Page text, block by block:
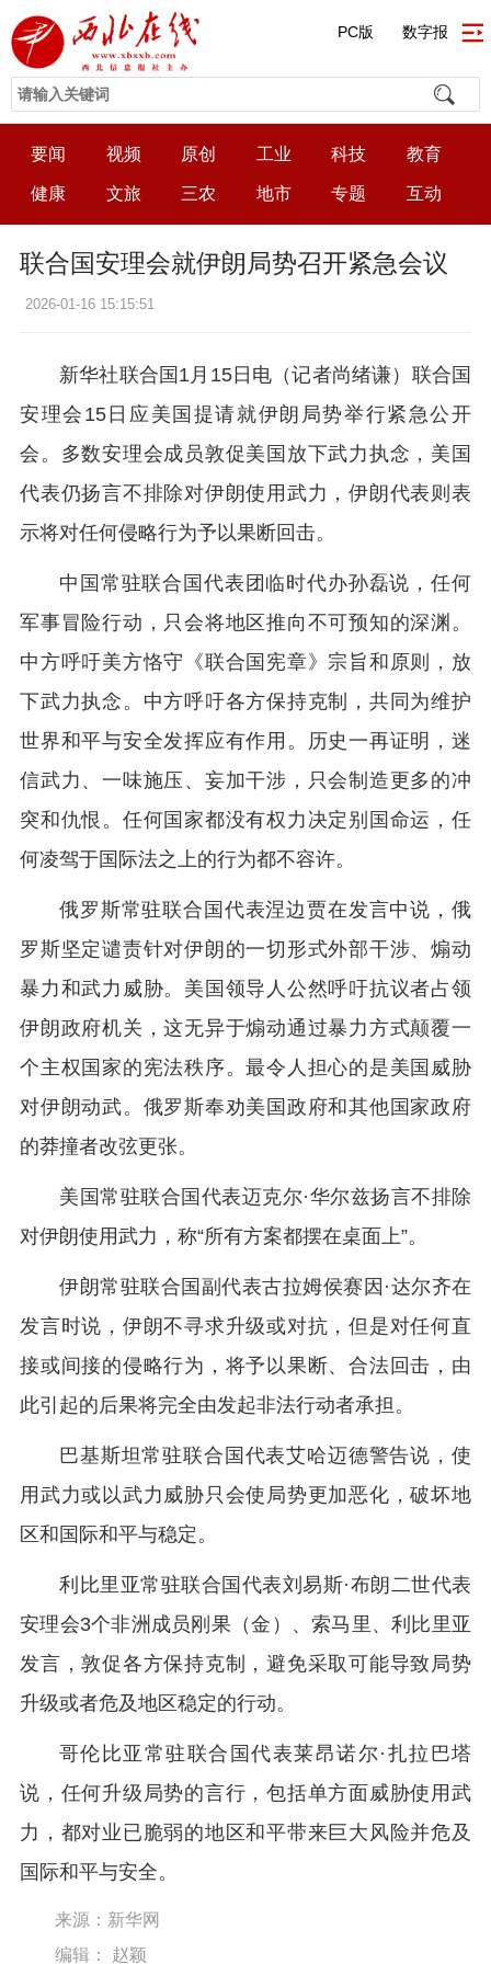
PC版 数字报
要闻 视频 原创 工业 科技 教育
健康 文旅 三农 地市 专题 互动
联合国安理会就伊朗局势召开紧急会议
2026-01-16 15:15:51
新华社联合国1月15日电（记者尚绪谦）联合国
安理会15日应美国提请就伊朗局势举行紧急公开
会。多数安理会成员敦促美国放下武力执念，美国
代表仍扬言不排除对伊朗使用武力，伊朗代表则表
示将对任何侵略行为予以果断回击。
中国常驻联合国代表团临时代办孙磊说，任何
军事冒险行动，只会将地区推向不可预知的深渊。
中方呼吁美方恪守《联合国宪章》宗旨和原则，放
下武力执念。中方呼吁各方保持克制，共同为维护
世界和平与安全发挥应有作用。历史一再证明，迷
信武力、一味施压、妄加干涉，只会制造更多的冲
突和仇恨。任何国家都没有权力决定别国命运，任
何凌驾于国际法之上的行为都不容许。
俄罗斯常驻联合国代表涅边贾在发言中说，俄
罗斯坚定谴责针对伊朗的一切形式外部干涉、煽动
暴力和武力威胁。美国领导人公然呼吁抗议者占领
伊朗政府机关，这无异于煽动通过暴力方式颠覆一
个主权国家的宪法秩序。最令人担心的是美国威胁
对伊朗动武。俄罗斯奉劝美国政府和其他国家政府
的莽撞者改弦更张。
美国常驻联合国代表迈克尔·华尔兹扬言不排除
对伊朗使用武力，称“所有方案都摆在桌面上”。
伊朗常驻联合国副代表古拉姆侯赛因·达尔齐在
发言时说，伊朗不寻求升级或对抗，但是对任何直
接或间接的侵略行为，将予以果断、合法回击，由
此引起的后果将完全由发起非法行动者承担。
巴基斯坦常驻联合国代表艾哈迈德警告说，使
用武力或以武力威胁只会使局势更加恶化，破坏地
区和国际和平与稳定。
利比里亚常驻联合国代表刘易斯·布朗二世代表
安理会3个非洲成员刚果（金）、索马里、利比里亚
发言，敦促各方保持克制，避免采取可能导致局势
升级或者危及地区稳定的行动。
哥伦比亚常驻联合国代表莱昂诺尔·扎拉巴塔
说，任何升级局势的言行，包括单方面威胁使用武
力，都对业已脆弱的地区和平带来巨大风险并危及
国际和平与安全。
来源：新华网
编辑： 赵颖